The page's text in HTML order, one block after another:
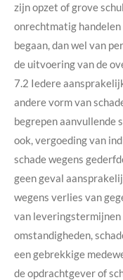
zijn opzet of grove
onrechtmatig
begaan, dan wel van
de uitvoering van de
7.2 Iedere
andere vorm van
begrepen aanvullende
ook, vergoeding van
schade wegens
geen geval
wegens verlies van
van leveringstermijnen
omstandigheden,
een gebrekkige
de opdrachtgever of